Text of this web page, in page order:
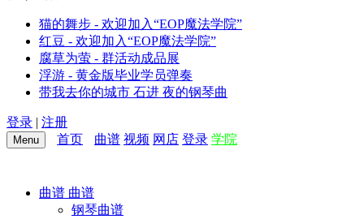
猫的舞步 - 欢迎加入“EOP魔法学院”
红豆 - 欢迎加入“EOP魔法学院”
腐草为萤 - 群活动成品展
浮游 - 黄金版毕业学员弹奏
带我去你的城市 石进 夜的钢琴曲
登录 | 注册
Menu 首页 曲谱 视频 网店 登录 学院
曲谱 曲谱
钢琴曲谱